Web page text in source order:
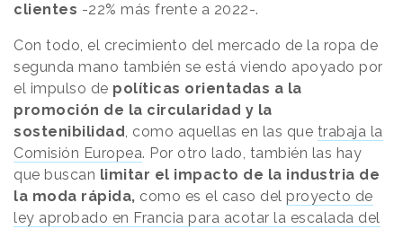
clientes -22% más frente a 2022-.
Con todo, el crecimiento del mercado de la ropa de
segunda mano también se está viendo apoyado por
el impulso de políticas orientadas a la
promoción de la circularidad y la
sostenibilidad , como aquellas en las que trabaja la
Comisión Europea. Por otro lado, también las hay
que buscan limitar el impacto de la industria de
la moda rápida, como es el caso del proyecto de
ley aprobado en Francia para acotar la escalada del